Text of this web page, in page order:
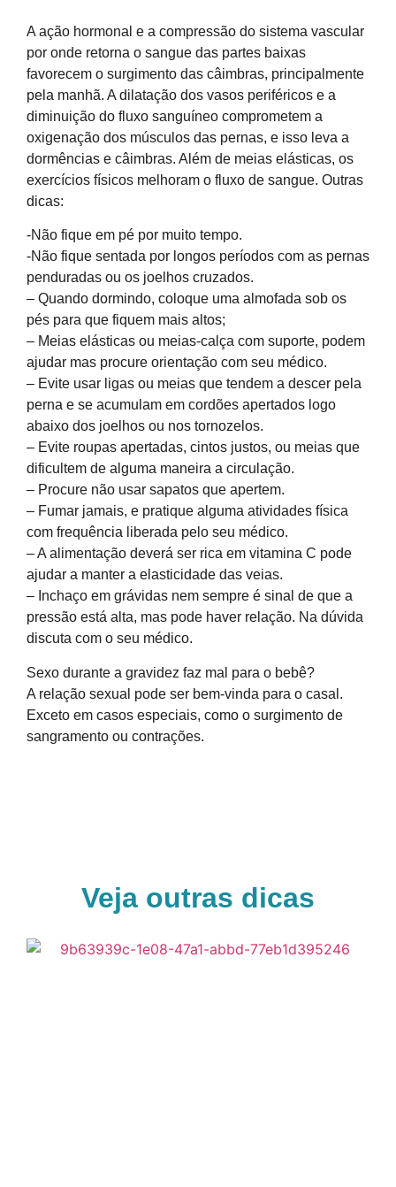
A ação hormonal e a compressão do sistema vascular
por onde retorna o sangue das partes baixas
favorecem o surgimento das câimbras, principalmente
pela manhã. A dilatação dos vasos periféricos e a
diminuição do fluxo sanguíneo comprometem a
oxigenação dos músculos das pernas, e isso leva a
dormências e câimbras. Além de meias elásticas, os
exercícios físicos melhoram o fluxo de sangue. Outras
dicas:
-Não fique em pé por muito tempo.
-Não fique sentada por longos períodos com as pernas
penduradas ou os joelhos cruzados.
– Quando dormindo, coloque uma almofada sob os
pés para que fiquem mais altos;
– Meias elásticas ou meias-calça com suporte, podem
ajudar mas procure orientação com seu médico.
– Evite usar ligas ou meias que tendem a descer pela
perna e se acumulam em cordões apertados logo
abaixo dos joelhos ou nos tornozelos.
– Evite roupas apertadas, cintos justos, ou meias que
dificultem de alguma maneira a circulação.
– Procure não usar sapatos que apertem.
– Fumar jamais, e pratique alguma atividades física
com frequência liberada pelo seu médico.
– A alimentação deverá ser rica em vitamina C pode
ajudar a manter a elasticidade das veias.
– Inchaço em grávidas nem sempre é sinal de que a
pressão está alta, mas pode haver relação. Na dúvida
discuta com o seu médico.
Sexo durante a gravidez faz mal para o bebê?
A relação sexual pode ser bem-vinda para o casal.
Exceto em casos especiais, como o surgimento de
sangramento ou contrações.
Veja outras dicas